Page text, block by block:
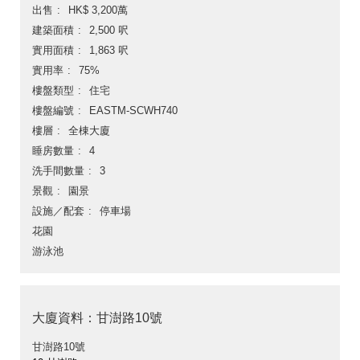
出售
HK$ 3,200萬
建築面積
2,500 呎
實用面積
1,863 呎
實用率
75%
樓盤類型
住宅
樓盤編號
EASTM-SCWH740
樓層
全棟大廈
睡房數量
4
洗手間數量
3
景觀
園景
設施／配套
停車場
花園
游泳池
大廈資料：甘澍路10號
甘澍路10號